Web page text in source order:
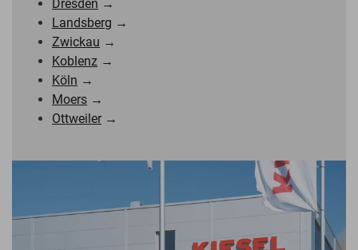
Dresden →
Landsberg →
Zwickau →
Koblenz →
Köln →
Moers →
Ottweiler→